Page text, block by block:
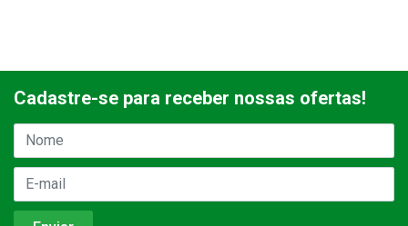
Cadastre-se para receber nossas ofertas!